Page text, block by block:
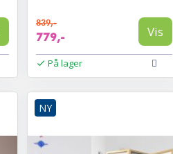
839,-
779,- Vis
På lager
NY